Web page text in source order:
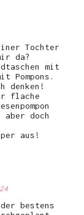
Tochter
da?
mit
Pompons.
denken!
flache
aber doch
aus!
bestens